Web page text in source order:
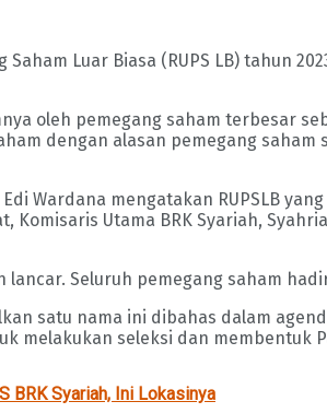
Saham Luar Biasa (RUPS LB) tahun
oleh pemegang saham terbesar
dengan alasan pemegang
Wardana mengatakan RUPSLB
Utama BRK Syariah,
lancar. Seluruh pemegang saham
satu nama ini dibahas dalam
melakukan seleksi dan membentuk
BRK Syariah, Ini Lokasinya